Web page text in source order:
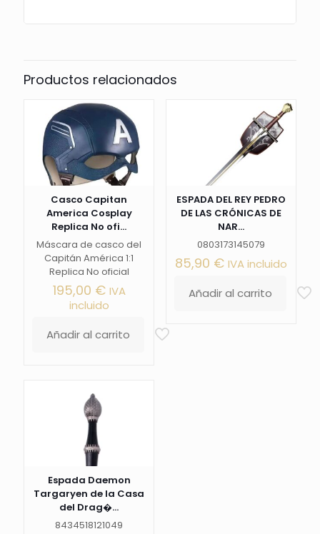
Productos relacionados
Casco Capitan
America Cosplay
Replica No ofi...
Máscara de casco del
Capitán América 1:1
Replica No oficial
195,00 € IVA
incluido
Añadir al carrito
ESPADA DEL REY PEDRO
DE LAS CRÓNICAS DE
NAR...
0803173145079
85,90 € IVA incluido
Añadir al carrito
Espada Daemon
Targaryen de la Casa
del Drag�...
8434518121049